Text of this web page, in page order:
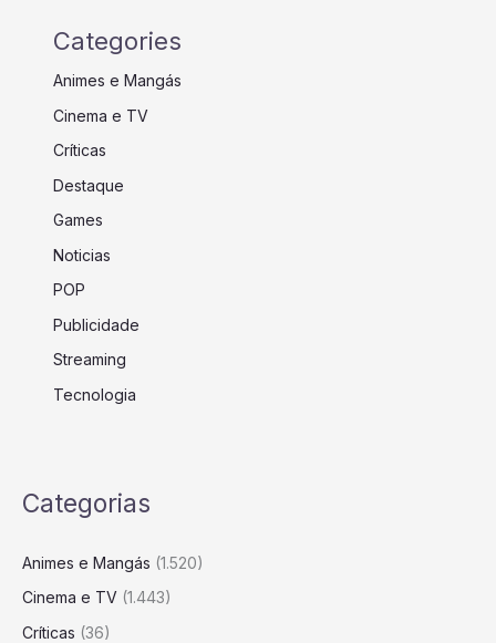
Categories
Animes e Mangás
Cinema e TV
Críticas
Destaque
Games
Noticias
POP
Publicidade
Streaming
Tecnologia
Categorias
Animes e Mangás (1.520)
Cinema e TV (1.443)
Críticas (36)